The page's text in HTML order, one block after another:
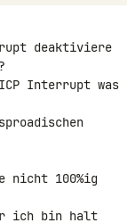
deaktiviere
Interrupt was
nicht 100%ig
ich bin halt